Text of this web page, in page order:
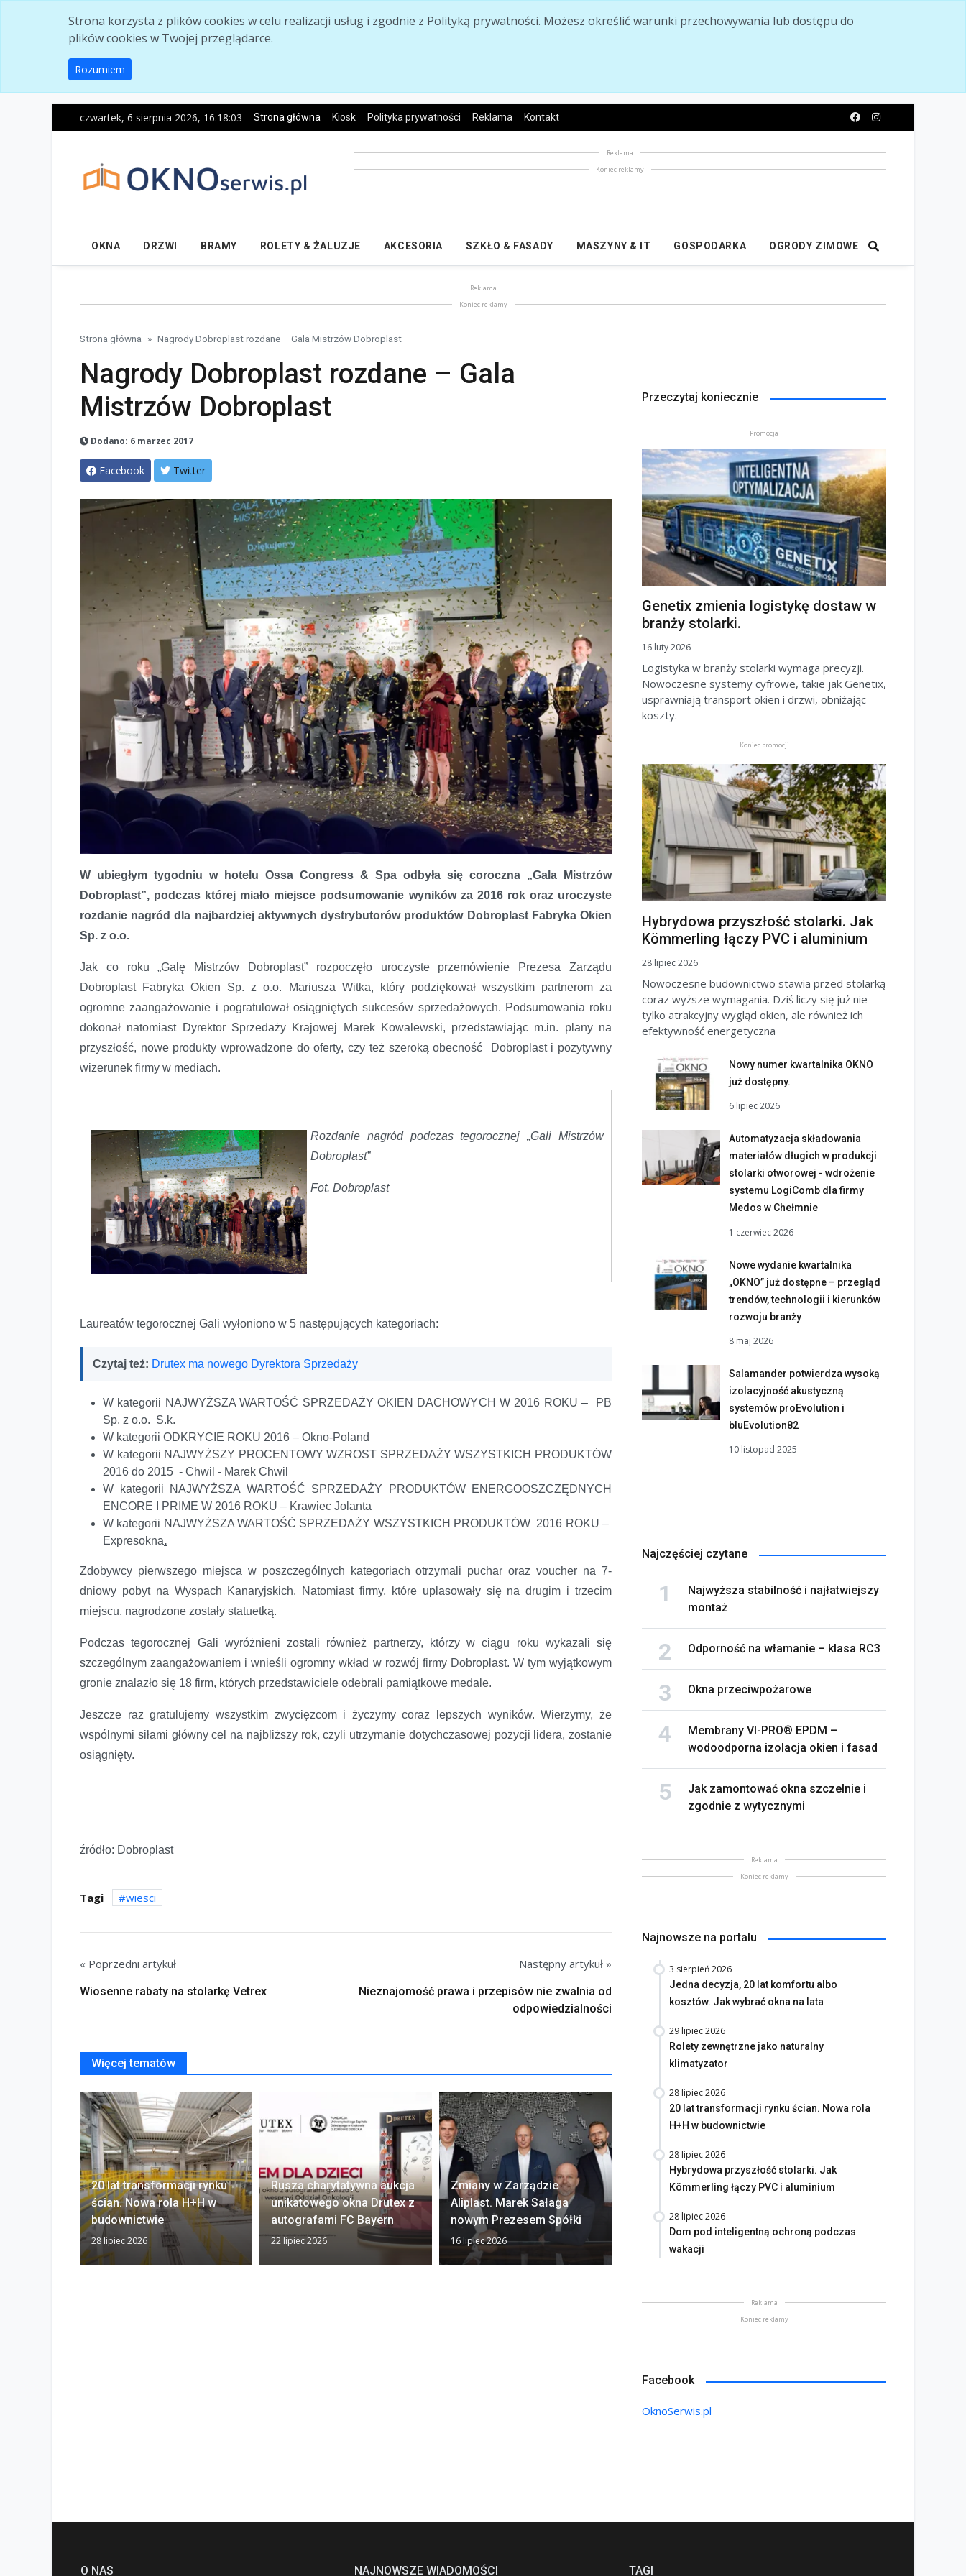
Strona korzysta z plików cookies w celu realizacji usług i zgodnie z Polityką prywatności. Możesz określić warunki przechowywania lub dostępu do
plików cookies w Twojej przeglądarce.
Rozumiem
czwartek, 6 sierpnia 2026, 16:18:05 Strona główna Kiosk Polityka prywatności Reklama Kontakt
Reklama
Koniec reklamy
OKNA DRZWI BRAMY ROLETY & ŻALUZJE AKCESORIA SZKŁO & FASADY MASZYNY & IT GOSPODARKA OGRODY ZIMOWE
Reklama
Koniec reklamy
Strona główna Nagrody Dobroplast rozdane – Gala Mistrzów Dobroplast
Nagrody Dobroplast rozdane – Gala
Mistrzów Dobroplast
Dodano: 6 marzec 2017
Facebook Twitter
W ubiegłym tygodniu w hotelu Ossa Congress & Spa odbyła się coroczna „Gala Mistrzów
Dobroplast”, podczas której miało miejsce podsumowanie wyników za 2016 rok oraz uroczyste
rozdanie nagród dla najbardziej aktywnych dystrybutorów produktów Dobroplast Fabryka Okien
Sp. z o.o.
Jak co roku „Galę Mistrzów Dobroplast” rozpoczęło uroczyste przemówienie Prezesa Zarządu
Dobroplast Fabryka Okien Sp. z o.o. Mariusza Witka, który podziękował wszystkim partnerom za
ogromne zaangażowanie i pogratulował osiągniętych sukcesów sprzedażowych. Podsumowania roku
dokonał natomiast Dyrektor Sprzedaży Krajowej Marek Kowalewski, przedstawiając m.in. plany na
przyszłość, nowe produkty wprowadzone do oferty, czy też szeroką obecność Dobroplast i pozytywny
wizerunek firmy w mediach.
Rozdanie nagród podczas tegorocznej „Gali Mistrzów
Dobroplast”
Fot. Dobroplast
Laureatów tegorocznej Gali wyłoniono w 5 następujących kategoriach:
Czytaj też: Drutex ma nowego Dyrektora Sprzedaży
W kategorii NAJWYŻSZA WARTOŚĆ SPRZEDAŻY OKIEN DACHOWYCH W 2016 ROKU – PB
Sp. z o.o. S.k.
W kategorii ODKRYCIE ROKU 2016 – Okno-Poland
W kategorii NAJWYŻSZY PROCENTOWY WZROST SPRZEDAŻY WSZYSTKICH PRODUKTÓW
2016 do 2015 - Chwil - Marek Chwil
W kategorii NAJWYŻSZA WARTOŚĆ SPRZEDAŻY PRODUKTÓW ENERGOOSZCZĘDNYCH
ENCORE I PRIME W 2016 ROKU – Krawiec Jolanta
W kategorii NAJWYŻSZA WARTOŚĆ SPRZEDAŻY WSZYSTKICH PRODUKTÓW 2016 ROKU –
Expresokna.
Zdobywcy pierwszego miejsca w poszczególnych kategoriach otrzymali puchar oraz voucher na 7-
dniowy pobyt na Wyspach Kanaryjskich. Natomiast firmy, które uplasowały się na drugim i trzecim
miejscu, nagrodzone zostały statuetką.
Podczas tegorocznej Gali wyróżnieni zostali również partnerzy, którzy w ciągu roku wykazali się
szczególnym zaangażowaniem i wnieśli ogromny wkład w rozwój firmy Dobroplast. W tym wyjątkowym
gronie znalazło się 18 firm, których przedstawiciele odebrali pamiątkowe medale.
Jeszcze raz gratulujemy wszystkim zwycięzcom i życzymy coraz lepszych wyników. Wierzymy, że
wspólnymi siłami główny cel na najbliższy rok, czyli utrzymanie dotychczasowej pozycji lidera, zostanie
osiągnięty.
źródło: Dobroplast
Tagi wiesci
« Poprzedni artykuł
Wiosenne rabaty na stolarkę Vetrex
Następny artykuł »
Nieznajomość prawa i przepisów nie zwalnia od
odpowiedzialności
Więcej tematów
20 lat transformacji rynku
ścian. Nowa rola H+H w
budownictwie
28 lipiec 2026
Rusza charytatywna aukcja
unikatowego okna Drutex z
autografami FC Bayern
22 lipiec 2026
Zmiany w Zarządzie
Aliplast. Marek Sałaga
nowym Prezesem Spółki
16 lipiec 2026
Okna bez tajemnic. Na co
zakupem
13 lipiec 2026
Przeczytaj koniecznie
Promocja
Genetix zmienia logistykę dostaw w
branży stolarki.
16 luty 2026
Logistyka w branży stolarki wymaga precyzji.
Nowoczesne systemy cyfrowe, takie jak Genetix,
usprawniają transport okien i drzwi, obniżając
koszty.
Koniec promocji
Hybrydowa przyszłość stolarki. Jak
Kömmerling łączy PVC i aluminium
28 lipiec 2026
Nowoczesne budownictwo stawia przed stolarką
coraz wyższe wymagania. Dziś liczy się już nie
tylko atrakcyjny wygląd okien, ale również ich
efektywność energetyczna
Nowy numer kwartalnika OKNO
już dostępny.
6 lipiec 2026
Automatyzacja składowania
materiałów długich w produkcji
stolarki otworowej - wdrożenie
systemu LogiComb dla firmy
Medos w Chełmnie
1 czerwiec 2026
Nowe wydanie kwartalnika
„OKNO” już dostępne – przegląd
trendów, technologii i kierunków
rozwoju branży
8 maj 2026
Salamander potwierdza wysoką
izolacyjność akustyczną
systemów proEvolution i
bluEvolution82
10 listopad 2025
Najczęściej czytane
Najwyższa stabilność i najłatwiejszy
montaż
Odporność na włamanie – klasa RC3
Okna przeciwpożarowe
Membrany VI-PRO® EPDM –
wodoodporna izolacja okien i fasad
Jak zamontować okna szczelnie i
zgodnie z wytycznymi
Reklama
Koniec reklamy
Najnowsze na portalu
3 sierpień 2026
Jedna decyzja, 20 lat komfortu albo
kosztów. Jak wybrać okna na lata
29 lipiec 2026
Rolety zewnętrzne jako naturalny
klimatyzator
28 lipiec 2026
20 lat transformacji rynku ścian. Nowa rola
H+H w budownictwie
28 lipiec 2026
Hybrydowa przyszłość stolarki. Jak
Kömmerling łączy PVC i aluminium
28 lipiec 2026
Dom pod inteligentną ochroną podczas
wakacji
Reklama
Koniec reklamy
Facebook
OknoSerwis.pl
O NAS NAJNOWSZE WIADOMOŚCI TAGI